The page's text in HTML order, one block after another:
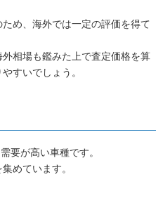
め、海外では一定の評価を得て
相場も鑑みた上で査定価格を算
すいでしょう。
要が高い車種です。
めています。